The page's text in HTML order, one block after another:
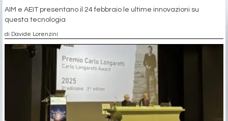
AIM e AEIT presentano il 24 febbraio le ultime innovazioni su
questa tecnologia
di Davide Lorenzini